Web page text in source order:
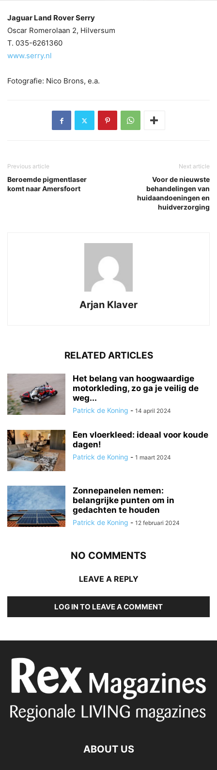
Jaguar Land Rover Serry
Oscar Romerolaan 2, Hilversum
T. 035-6261360
www.serry.nl
Fotografie: Nico Brons, e.a.
Previous article
Beroemde pigmentlaser
komt naar Amersfoort
Next article
Voor de nieuwste
behandelingen van
huidaandoeningen en
huidverzorging
Arjan Klaver
RELATED ARTICLES
Het belang van hoogwaardige
motorkleding, zo ga je veilig de
weg...
Patrick de Koning - 14 april 2024
Een vloerkleed: ideaal voor koude
dagen!
Patrick de Koning - 1 maart 2024
Zonnepanelen nemen:
belangrijke punten om in
gedachten te houden
Patrick de Koning - 12 februari 2024
NO COMMENTS
LEAVE A REPLY
LOG IN TO LEAVE A COMMENT
ABOUT US